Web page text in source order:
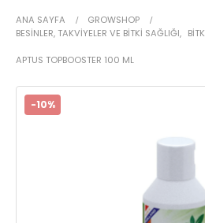
ANA SAYFA
GROWSHOP
BESINLER, TAKVIYELER VE BITKI SAĞLIĞI,
APTUS TOPBOOSTER 100 ML
-10%